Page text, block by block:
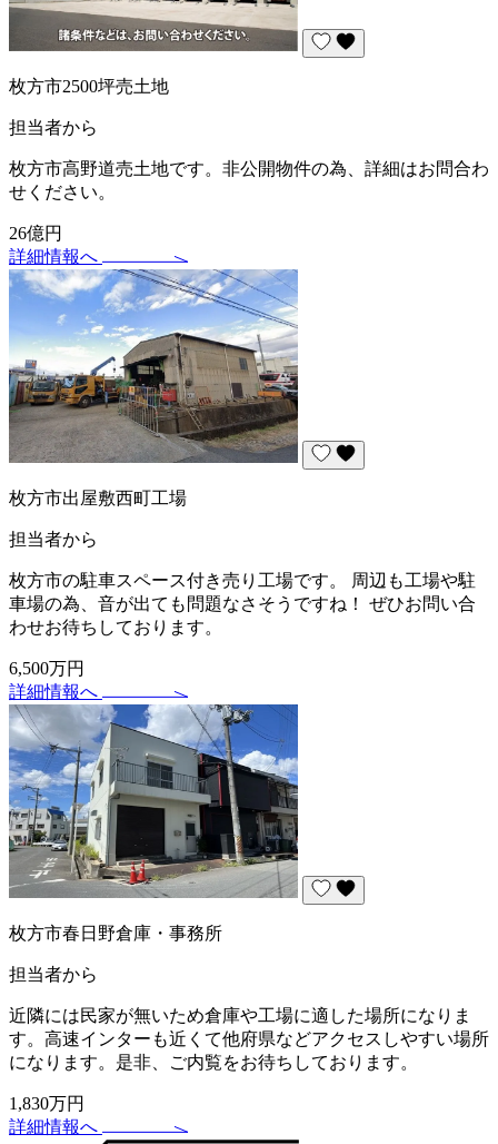
枚方市2500坪売土地
担当者から
枚方市高野道売土地です。非公開物件の為、詳細はお問合わ
せください。
26億円
詳細情報へ
枚方市出屋敷西町工場
担当者から
枚方市の駐車スペース付き売り工場です。 周辺も工場や駐
車場の為、音が出ても問題なさそうですね！ ぜひお問い合
わせお待ちしております。
6,500万円
詳細情報へ
枚方市春日野倉庫・事務所
担当者から
近隣には民家が無いため倉庫や工場に適した場所になりま
す。高速インターも近くて他府県などアクセスしやすい場所
になります。是非、ご内覧をお待ちしております。
1,830万円
詳細情報へ